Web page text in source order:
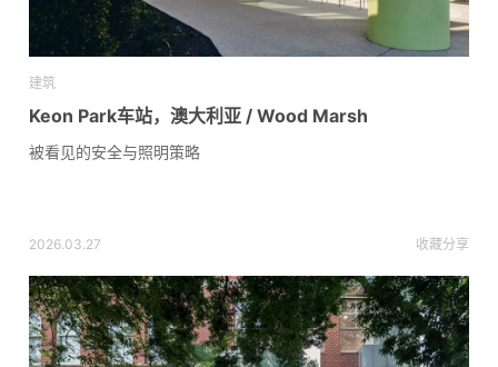
建筑
Keon Park车站，澳大利亚 / Wood Marsh
被看见的安全与照明策略
2026.03.27 收藏分享